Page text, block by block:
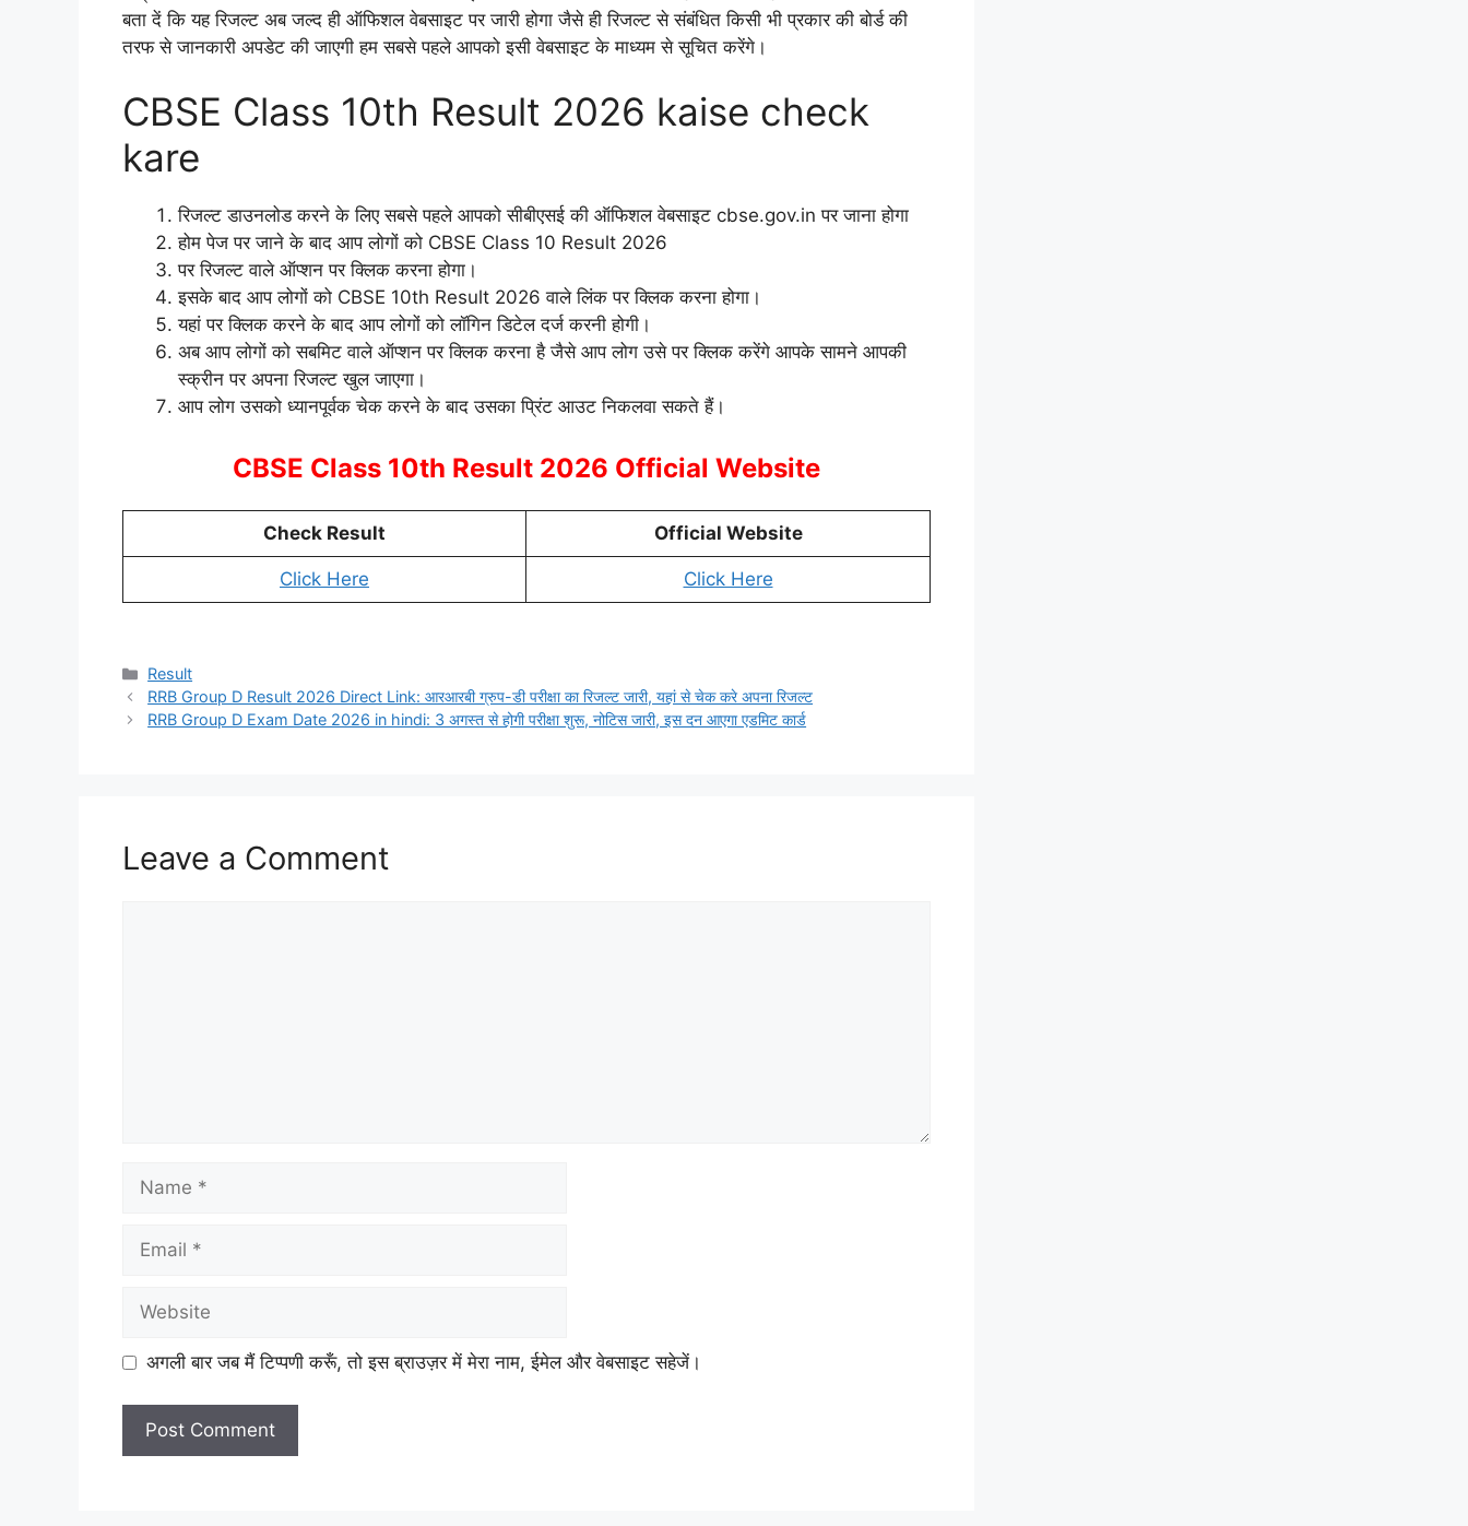
बता दें कि यह रिजल्ट अब जल्द ही ऑफिशल वेबसाइट पर जारी होगा जैसे ही रिजल्ट से संबंधित किसी भी प्रकार की बोर्ड की
तरफ से जानकारी अपडेट की जाएगी हम सबसे पहले आपको इसी वेबसाइट के माध्यम से सूचित करेंगे।
CBSE Class 10th Result 2026 kaise check
kare
रिजल्ट डाउनलोड करने के लिए सबसे पहले आपको सीबीएसई की ऑफिशल वेबसाइट cbse.gov.in पर जाना होगा
होम पेज पर जाने के बाद आप लोगों को CBSE Class 10 Result 2026
पर रिजल्ट वाले ऑप्शन पर क्लिक करना होगा।
इसके बाद आप लोगों को CBSE 10th Result 2026 वाले लिंक पर क्लिक करना होगा।
यहां पर क्लिक करने के बाद आप लोगों को लॉगिन डिटेल दर्ज करनी होगी।
अब आप लोगों को सबमिट वाले ऑप्शन पर क्लिक करना है जैसे आप लोग उसे पर क्लिक करेंगे आपके सामने आपकी
स्क्रीन पर अपना रिजल्ट खुल जाएगा।
आप लोग उसको ध्यानपूर्वक चेक करने के बाद उसका प्रिंट आउट निकलवा सकते हैं।
CBSE Class 10th Result 2026 Official Website
Check Result Official Website
Click Here Click Here
Categories
Result
RRB Group D Result 2026 Direct Link: आरआरबी ग्रुप-डी परीक्षा का रिजल्ट जारी, यहां से चेक करे अपना रिजल्ट
RRB Group D Exam Date 2026 in hindi: 3 अगस्त से होगी परीक्षा शुरू, नोटिस जारी, इस दन आएगा एडमिट कार्ड
Leave a Comment
Name
Email
Website
अगली बार जब मैं टिप्पणी करूँ, तो इस ब्राउज़र में मेरा नाम, ईमेल और वेबसाइट सहेजें।